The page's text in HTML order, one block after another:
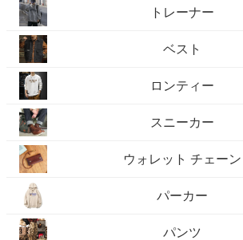
トレーナー
ベスト
ロンティー
スニーカー
ウォレット チェーン
パーカー
パンツ